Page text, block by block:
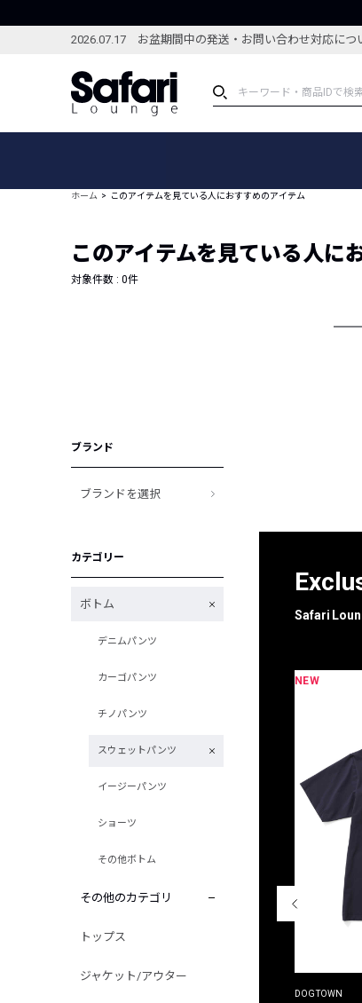
2026.07.17 お盆期間中の発送・お問い合わせ対応につ
ブランドから探す
新着アイテム
編集部のおすすめアイテム
特集記事
コーディネ
ホーム このアイテムを見ている人におすすめのアイテム
このアイテムを見ている人に
対象件数 : 0件
ブランド
ブランドを選択
カテゴリー
ボトム
デニムパンツ
カーゴパンツ
チノパンツ
スウェットパンツ
イージーパンツ
ショーツ
その他ボトム
その他のカテゴリ
トップス
ジャケット/アウター
Safari
NEW
DOGTOWN